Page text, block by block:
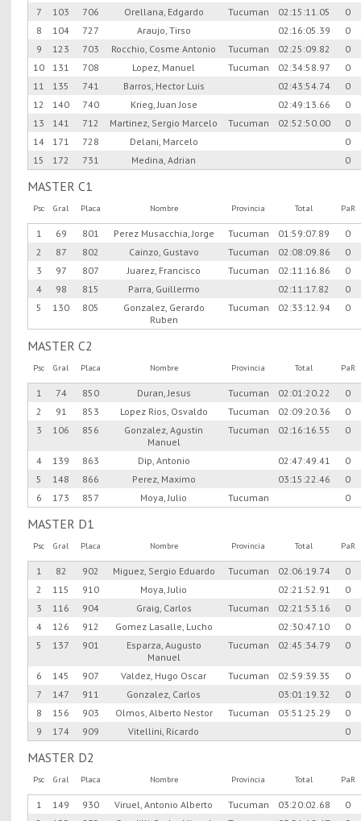
7 103 706 Orellana, Edgardo Tucuman 02:15:11.05
0
8
104 727 Araujo, Tirso 02:16:05.39
0
9
123 703 Rocchio, Cosme Antonio Tucuman 02:25:09.82
0
10
131 708 Lopez, Manuel Tucuman 02:34:58.97
0
11
135 741 Barros, Hector Luis 02:43:54.74
0
12
140 740 Krieg, Juan Jose 02:49:13.66
0
13
141 712 Martinez, Sergio Marcelo Tucuman 02:52:50.00
0
14
171 728 Delani, Marcelo
0
15
172 731 Medina, Adrian 0
MASTER C1
Psc Gral Placa Nombre Provincia Total PaR
1 69 801 Perez Musacchia, Jorge Tucuman 01:59:07.89
0
2
87 802 Cainzo, Gustavo Tucuman 02:08:09.86
0
3
97 807 Juarez, Francisco Tucuman 02:11:16.86
0
4
98 815 Parra, Guillermo 02:11:17.82
0
5
130 805
Gonzalez, Gerardo
Ruben
Tucuman 02:33:12.94 0
MASTER C2
Psc Gral Placa Nombre Provincia Total PaR
1 74 850 Duran, Jesus Tucuman 02:01:20.22
0
2
91 853 Lopez Rios, Osvaldo Tucuman 02:09:20.36
0
3
106 856
Gonzalez, Agustin
Manuel
Tucuman 02:16:16.55 0
4 139 863 Dip, Antonio 02:47:49.41
0
5
148 866 Perez, Maximo 03:15:22.46
0
6
173 857 Moya, Julio Tucuman 0
MASTER D1
Psc Gral Placa Nombre Provincia Total PaR
1 82 902 Miguez, Sergio Eduardo Tucuman 02:06:19.74
0
2
115 910 Moya, Julio 02:21:52.91
0
3
116 904 Graig, Carlos Tucuman 02:21:53.16
0
4
126 912 Gomez Lasalle, Lucho 02:30:47.10
0
5
137 901
Esparza, Augusto
Manuel
Tucuman 02:45:34.79 0
6 145 907 Valdez, Hugo Oscar Tucuman 02:59:39.35
0
7
147 911 Gonzalez, Carlos 03:01:19.32
0
8
156 903 Olmos, Alberto Nestor Tucuman 03:51:25.29
0
9
174 909 Vitellini, Ricardo 0
MASTER D2
Psc Gral Placa Nombre Provincia Total PaR
1 149 930 Viruel, Antonio Alberto Tucuman 03:20:02.68
0